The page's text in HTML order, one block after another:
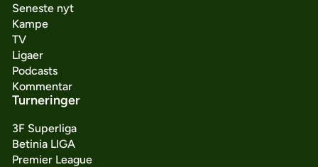
Seneste nyt
Kampe
TV
Ligaer
Podcasts
Kommentar
Turneringer
3F Superliga
Betinia LIGA
Premier League